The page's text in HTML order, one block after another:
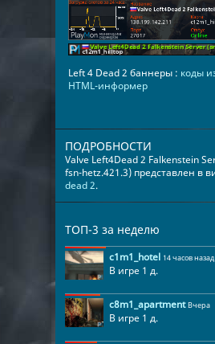
Left 4 Dead 2 баннеры : коды
HTML-информер
ПОДРОБНОСТИ
Valve Left4Dead 2 Falkenstein
fsn-hetz.421.3) представлен в
dead 2.
ТОП-3 за неделю
c1m1_hotel 14 часов назад
В игре 1 д.
c8m1_apartment Вчера
В игре 1 д.